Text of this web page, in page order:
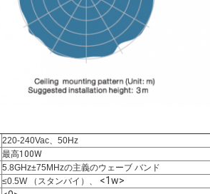
220-240Vac、50Hz
最高100W
5.8GHz±75MHzの主義のウェーブ バンド
≤0.5W （スタンバイ）、 <1w>